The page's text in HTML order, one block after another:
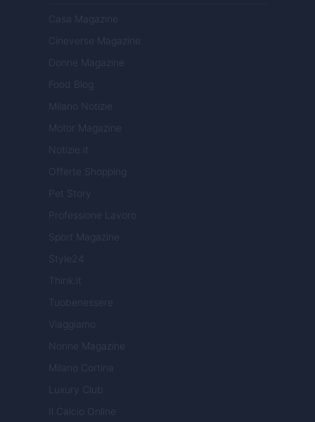
Casa Magazine
Cineverse Magazine
Donne Magazine
Food Blog
Milano Notizie
Motor Magazine
Notizie.it
Offerte Shopping
Pet Story
Professione Lavoro
Sport Magazine
Style24
Think.it
Tuobenessere
Viaggiamo
Nonne Magazine
Milano Cortina
Luxury Club
Il Calcio Online